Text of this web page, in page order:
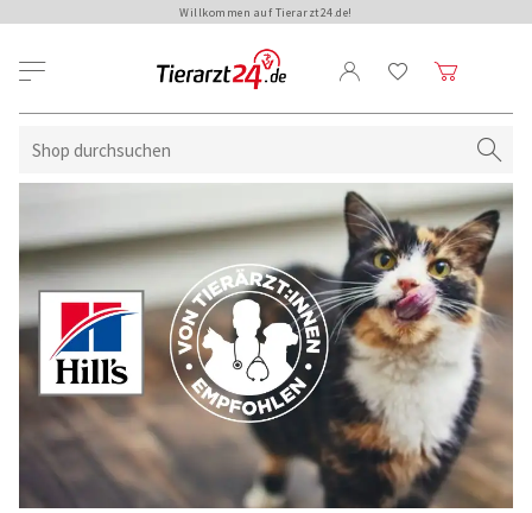
Willkommen auf Tierarzt24.de!